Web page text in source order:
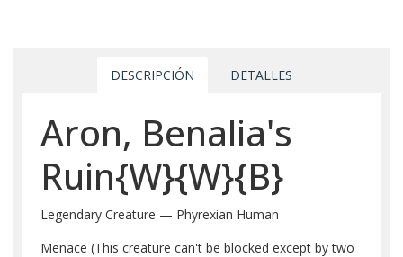
DESCRIPCIÓN DETALLES
Aron, Benalia's
Ruin{W}{W}{B}
Legendary Creature — Phyrexian Human
Menace (This creature can't be blocked except by two